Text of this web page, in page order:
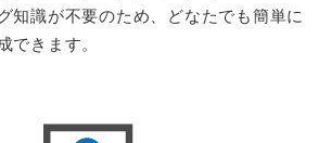
知識が不要のため、どなたでも簡単に
できます。